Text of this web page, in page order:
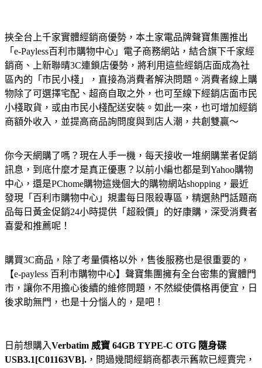
挾全台上千家實體經銷商優勢，本土家電品牌聲寶集團推出
「e-Payless百利市購物中心」電子商務網站，結合旗下千家經
銷商、上新聯晴3C連鎖店優勢，將利用這些經銷店面成為社
區內的「市民小棧」，直接為消費者解決問題。消費者線上購
物除了可選擇宅配、超商自取之外，也可至線下經銷店面市民
小棧取貨，或由市民小棧配送安裝。如此一來，也可增加經銷
商額外收入，並提高商品詢問度與到店人潮，共創雙贏～
你今天網購了嗎？現在人手一機，每天接收一堆網購業者促銷
訊息，到底什麼才是真正優惠？以前小編也都是到Yahoo購物
中心，還是PChome購物這幾個大的購物網站shopping，最近
發現「百利市購物中心」規畫每日限殺專區，精選熱門話題商
品每日黃金促銷24小時提供「超殺價」的好康購，深受消費者
喜愛和推薦呢！
購買3C商品，除了考量價格以外，售後服務也是很重要的，
【e-payless 百利市購物中心】聲寶集團擁有全台密集的實體門
市，讓你不用擔心後續的維修問題，不然縱使價格再便宜，日
後求助無門，也是十分惱人的，是吧！
日前想購入Verbatim 威寶 64GB TYPE-C OTG 隨身碟
USB3.1[C01163VB]. ，問過幾間經銷商都表示舊款已經賣完，